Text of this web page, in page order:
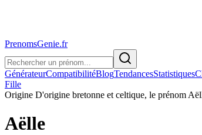
PrenomsGenie.fr
GénérateurCompatibilitéBlogTendancesStatistiques
Fille
Origine D'origine bretonne et celtique, le prénom
Aëlle